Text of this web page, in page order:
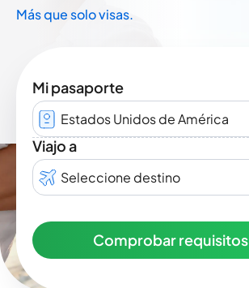
Más que solo visas.
Mi pasaporte
Estados Unidos de América
Viajo a
Seleccione destino
Comprobar requisitos